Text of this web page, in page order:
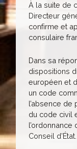
À la suite de
Directeur
confirme et
consulaire
Dans sa
dispositions
européen et
un code
l’absence de
du code civil
Conseil d’État.